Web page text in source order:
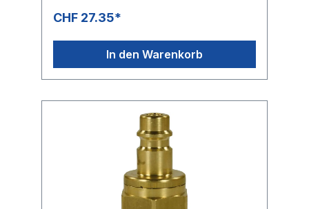
CHF 27.35*
In den Warenkorb